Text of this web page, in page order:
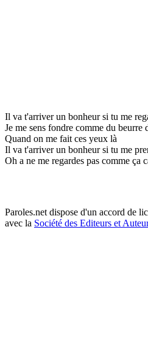
Il va t'arriver un bonheur si tu me
Je me sens fondre comme du
Quand on me fait ces yeux là
Il va t'arriver un bonheur si tu me
Oh a ne me regardes pas comme ça
Paroles.net dispose d'un accord de
avec la Société des Editeurs et